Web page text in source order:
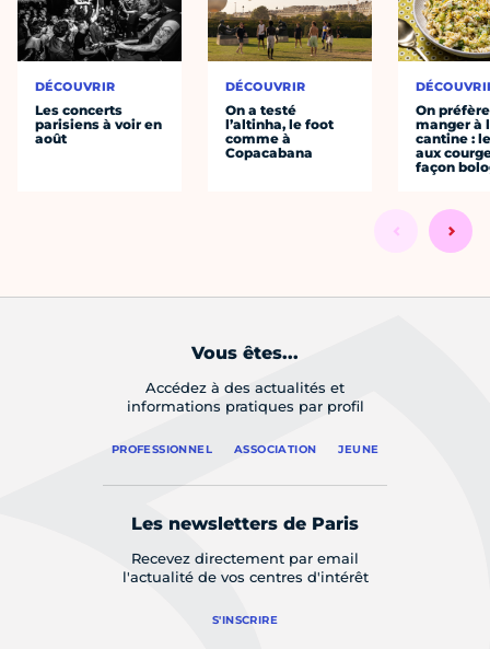
DÉCOUVRIR
Les concerts
parisiens à voir en
août
DÉCOUVRIR
On a testé
l’altinha, le foot
comme à
Copacabana
On préfère
manger à
cantine :
aux
façon
Vous êtes...
Accédez à des actualités et
informations pratiques par profil
PROFESSIONNEL ASSOCIATION JEUNE
Les newsletters de Paris
Recevez directement par email
l'actualité de vos centres d'intérêt
S'INSCRIRE